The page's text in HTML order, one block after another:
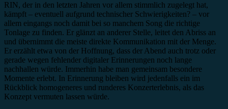
RIN, der in den letzten Jahren vor allem stimmlich zugelegt hat,
kämpft – eventuell aufgrund technischer Schwierigkeiten? – vor
allem eingangs noch damit bei so manchem Song die richtige
Tonlage zu finden. Er glänzt an anderer Stelle, leitet den Abriss an
und übernimmt die meiste direkte Kommunikation mit der Menge.
Er erzählt etwa von der Hoffnung, dass der Abend auch trotz oder
gerade wegen fehlender digitaler Erinnerungen noch lange
nachhallen würde. Immerhin habe man gemeinsam besondere
Momente erlebt. In Erinnerung bleiben wird jedenfalls ein im
Rückblick homogeneres und runderes Konzerterlebnis, als das
Konzept vermuten lassen würde.